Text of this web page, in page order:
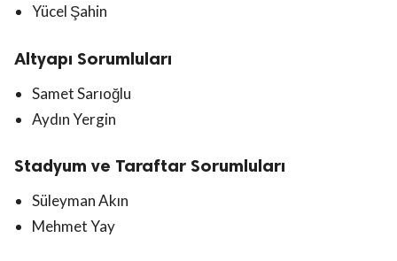
Yücel Şahin
Altyapı Sorumluları
Samet Sarıoğlu
Aydın Yergin
Stadyum ve Taraftar Sorumluları
Süleyman Akın
Mehmet Yay